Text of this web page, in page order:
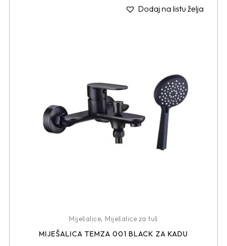
Dodaj na listu želja
Miješalice, Miješalice za tuš
MIJEŠALICA TEMZA 001 BLACK ZA KADU